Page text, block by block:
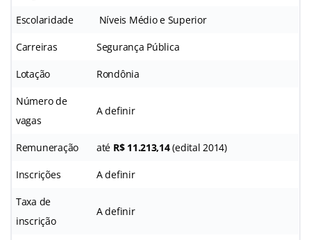
Escolaridade Níveis Médio e Superior
Carreiras Segurança Pública
Lotação Rondônia
Número de
vagas
A definir
Remuneração até R$ 11.213,14(edital 2014)
Inscrições A definir
Taxa de
inscrição
A definir